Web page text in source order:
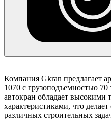
Компания Gkran предлагает
1070 с грузоподъемностью
автокран обладает высокими
характеристиками, что
различных строительных